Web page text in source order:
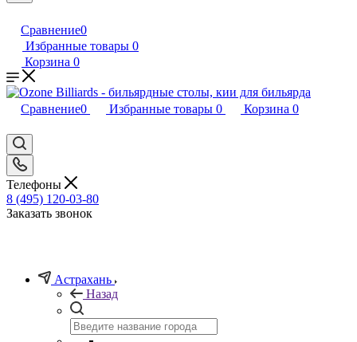
Сравнение0
Избранные товары 0
Корзина 0
Сравнение0 Избранные товары 0 Корзина 0
Телефоны
8 (495) 120-03-80
Заказать звонок
Астрахань
Назад